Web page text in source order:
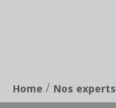
Breadcrumb
Home/ Nos experts